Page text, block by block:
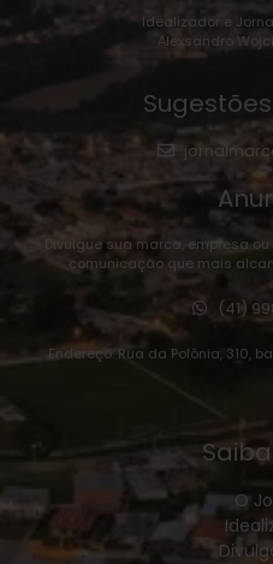
Idealizador e
Alexsandro
Divulgue sua marca, empresa
comunicação que mais
(41)
Endereço: Rua da Polônia, 310,
O